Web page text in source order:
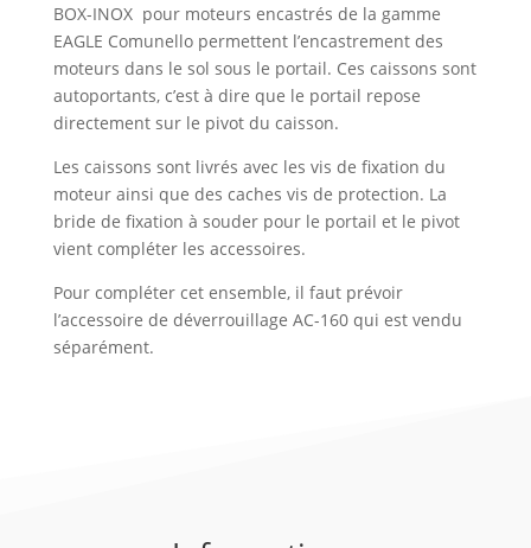
BOX-INOX pour moteurs encastrés de la gamme
EAGLE Comunello permettent l’encastrement des
moteurs dans le sol sous le portail. Ces caissons sont
autoportants, c’est à dire que le portail repose
directement sur le pivot du caisson.
Les caissons sont livrés avec les vis de fixation du
moteur ainsi que des caches vis de protection. La
bride de fixation à souder pour le portail et le pivot
vient compléter les accessoires.
Pour compléter cet ensemble, il faut prévoir
l’accessoire de déverrouillage AC-160 qui est vendu
séparément.